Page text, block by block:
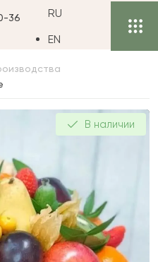
36
RU
EN
В наличии